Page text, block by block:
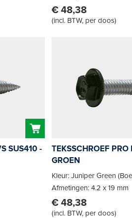
€ 48,38
(incl. BTW, per doos)
SUS410 -
TEKSSCHROEF PRO
GROEN
Kleur: Juniper Green
Afmetingen: 4.2 x 19 mm
€ 48,38
(incl. BTW, per doos)